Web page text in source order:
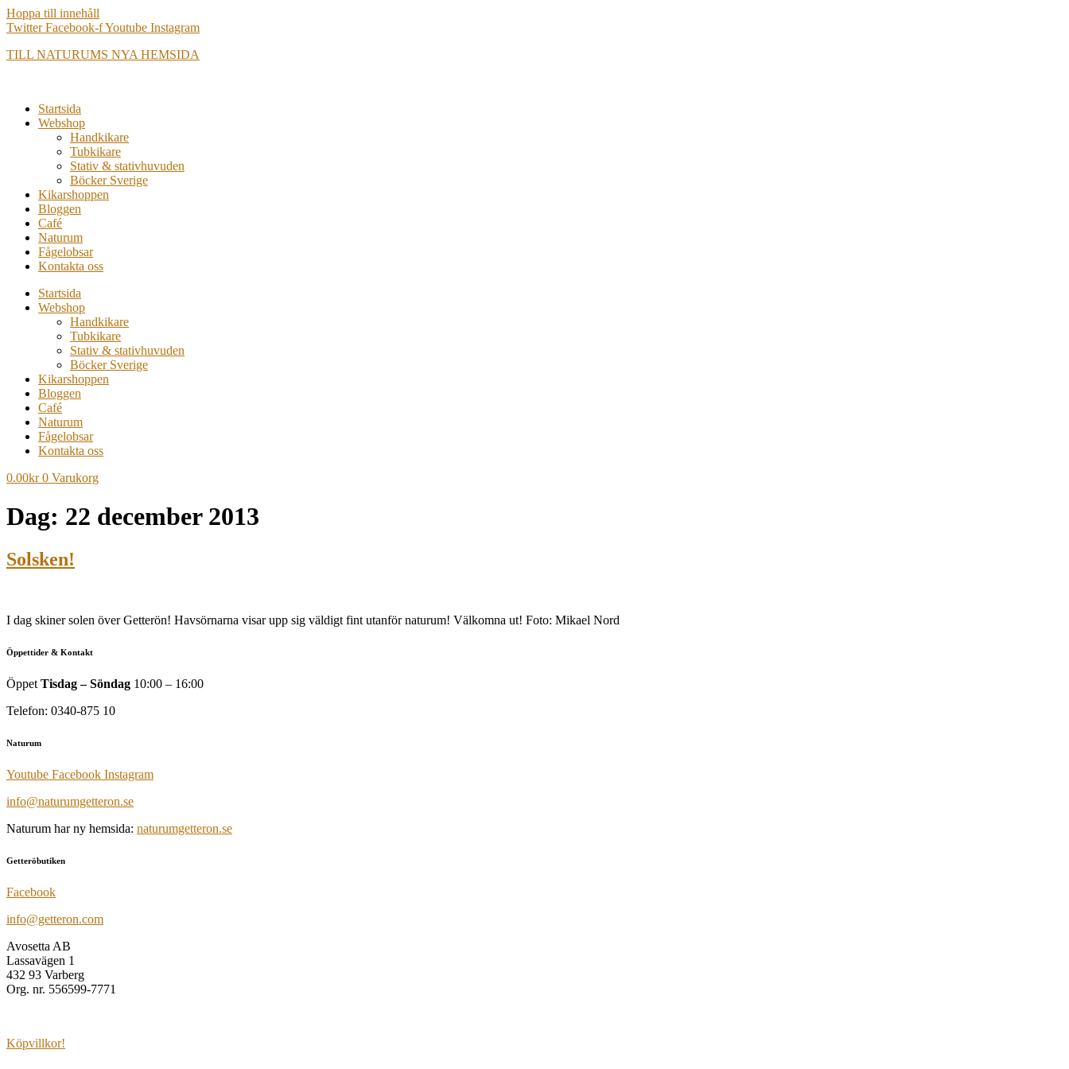
Hoppa till innehåll
Twitter Facebook-fYoutube Instagram
TILL NATURUMS NYA HEMSIDA
Startsida
Webshop
Handkikare
Tubkikare
Stativ & stativhuvuden
Böcker Sverige
Kikarshoppen
Bloggen
Café
Naturum
Fågelobsar
Kontakta oss
Startsida
Webshop
Handkikare
Tubkikare
Stativ & stativhuvuden
Böcker Sverige
Kikarshoppen
Bloggen
Café
Naturum
Fågelobsar
Kontakta oss
0.00kr 0 Varukorg
Dag: 22 december 2013
Solsken!
I dag skiner solen över Getterön! Havsörnarna visar upp sig väldigt fint utanför naturum! Välkomna ut! Foto: Mikael Nord
Öppettider & Kontakt
Öppet Tisdag – Söndag 10:00 – 16:00
Telefon: 0340-875 10
Naturum
Youtube Facebook Instagram
info@naturumgetteron.se
Naturum har ny hemsida: naturumgetteron.se
Getteröbutiken
Facebook
info@getteron.com
Avosetta AB
Lassavägen 1
432 93 Varberg
Org. nr. 556599-7771
Köpvillkor!